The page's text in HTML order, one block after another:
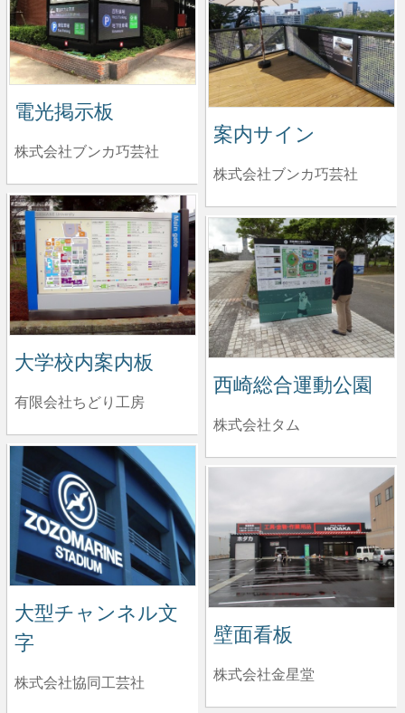
電光掲示板
株式会社ブンカ巧芸社
案内サイン
株式会社ブンカ巧芸社
大学校内案内板
有限会社ちどり工房
西崎総合運動公園
株式会社タム
大型チャンネル文
字
株式会社協同工芸社
壁面看板
株式会社金星堂